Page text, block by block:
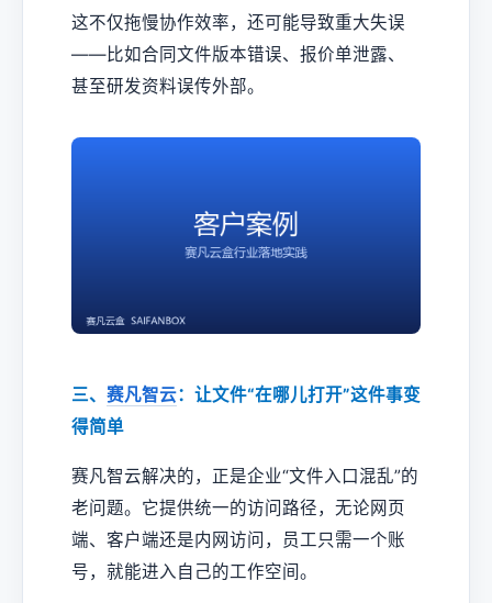
这不仅拖慢协作效率，还可能导致重大失误
——比如合同文件版本错误、报价单泄露、
甚至研发资料误传外部。
三、 赛凡智云：让文件“在哪儿打开”这件事变
得简单
赛凡智云解决的，正是企业“文件入口混乱”的
老问题。它提供统一的访问路径，无论网页
端、客户端还是内网访问，员工只需一个账
号，就能进入自己的工作空间。